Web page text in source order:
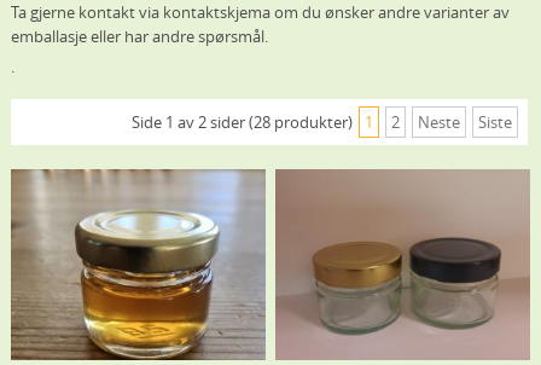
Ta gjerne kontakt via kontaktskjema om du ønsker andre varianter av
emballasje eller har andre spørsmål.
.
Side 1 av 2 sider (28 produkter) 1 2 Neste Siste